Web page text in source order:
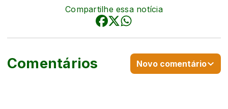
Compartilhe essa notícia
Comentários Novo comentário